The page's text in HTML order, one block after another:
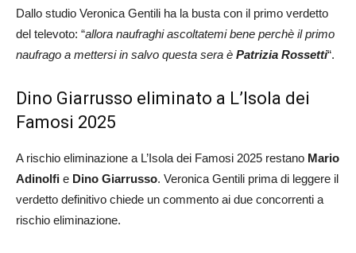
Dallo studio Veronica Gentili ha la busta con il primo verdetto
del televoto: “allora naufraghi ascoltatemi bene perchè il primo
naufrago a mettersi in salvo questa sera è Patrizia Rossetti“.
Dino Giarrusso eliminato a L’Isola dei
Famosi 2025
A rischio eliminazione a L’Isola dei Famosi 2025 restano Mario
Adinolfi e Dino Giarrusso. Veronica Gentili prima di leggere il
verdetto definitivo chiede un commento ai due concorrenti a
rischio eliminazione.